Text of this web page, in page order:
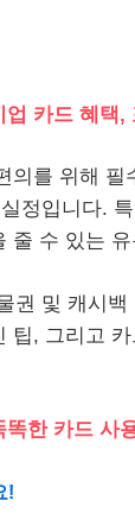
카드 혜택,
의를 위해 필
정입니다. 특
줄 수 있는
권 및 캐시
팁, 그리고
똑한 카드 사
!